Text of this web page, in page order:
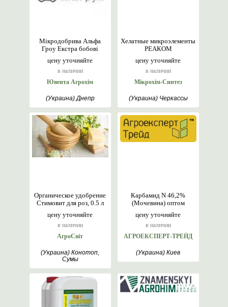
цену уточняйте
в наличии
Мікродобрива Альфа
Гроу Екстра бобові
Ювента Агрохім
(Украина) Днепр
цену уточняйте
в наличии
Хелатные микроэлементы
РЕАКОМ
Мікрохім-Синтез
(Украина) Черкассы
цену уточняйте
в наличии
Органическое удобрение
Стимовит для роз, 0.5 л
АгроСвіт
(Украина) Конотоп,
Сумы
цену уточняйте
в наличии
Карбамид N 46,2%
(Мочевина) оптом
АГРОЕКСПЕРТ-ТРЕЙД
(Украина) Киев